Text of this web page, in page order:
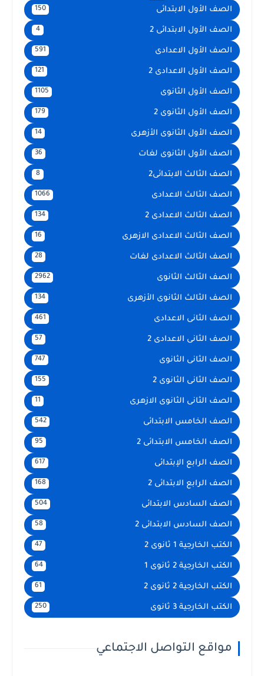
الصف الأول الابتدائى 150
الصف الأول الابتدائى 2 4
الصف الأول الاعدادى 591
الصف الأول الاعدادى 2 121
الصف الأول الثانوى 1105
الصف الأول الثانوى 2 179
الصف الأول الثانوى الأزهرى 14
الصف الأول الثانوى لغات 36
الصف الثالث الابتدائى2 8
الصف الثالث الاعدادى 1066
الصف الثالث الاعدادى 2 134
الصف الثالث الاعدادى الازهرى 16
الصف الثالث الاعدادى لغات 28
الصف الثالث الثانوى 2962
الصف الثالث الثانوى الأزهرى 134
الصف الثانى الاعدادى 461
الصف الثانى الاعدادى 2 57
الصف الثانى الثانوى 747
الصف الثانى الثانوى 2 155
الصف الثانى الثانوى الازهرى 11
الصف الخامس الابتدائى 542
الصف الخامس الابتدائى 2 95
الصف الرابع الإبتدائى 617
الصف الرابع الابتدائى 2 168
الصف السادس الابتدائى 504
الصف السادس الابتدائى 2 58
الكتب الخارجية 1 ثانوى 2 47
الكتب الخارجية 2 ثانوى 1 64
الكتب الخارجية 2 ثانوى 2 61
الكتب الخارجية 3 ثانوى 250
مواقع التواصل الاجتماعي